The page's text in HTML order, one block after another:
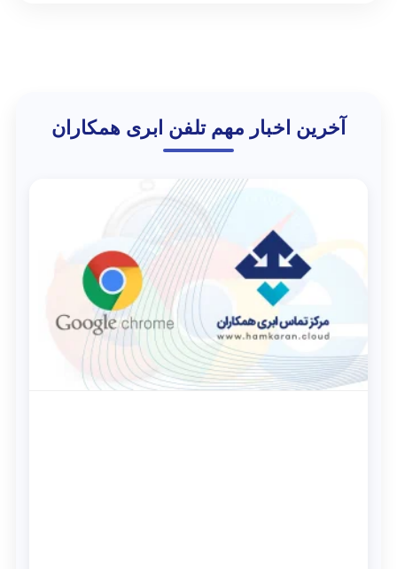
آخرین اخبار مهم تلفن ابری همکاران